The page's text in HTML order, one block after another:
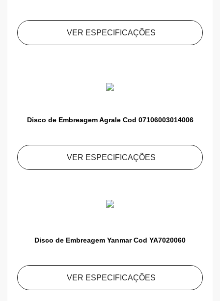
VER ESPECIFICAÇÕES
Disco de Embreagem Agrale Cod 07106003014006
VER ESPECIFICAÇÕES
Disco de Embreagem Yanmar Cod YA7020060
VER ESPECIFICAÇÕES